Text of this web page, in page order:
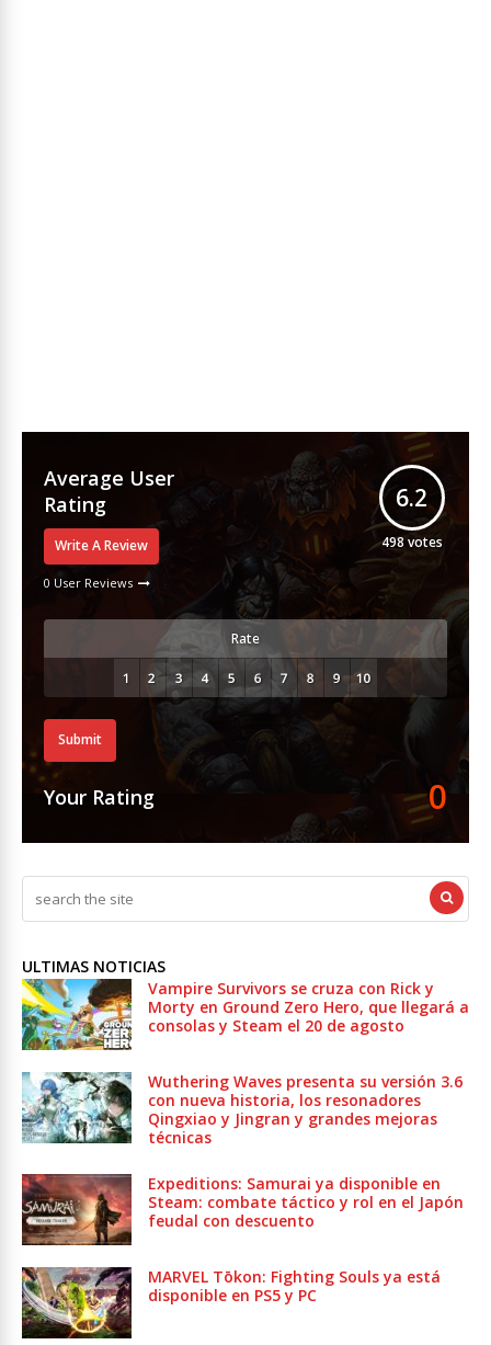
Average User
Rating
Write A Review
0 User Reviews
6.2
498 votes
Rate
Submit
Your Rating 0
ULTIMAS NOTICIAS
Vampire Survivors se cruza con Rick y
Morty en Ground Zero Hero, que llegará a
consolas y Steam el 20 de agosto
Wuthering Waves presenta su versión 3.6
con nueva historia, los resonadores
Qingxiao y Jingran y grandes mejoras
técnicas
Expeditions: Samurai ya disponible en
Steam: combate táctico y rol en el Japón
feudal con descuento
MARVEL Tōkon: Fighting Souls ya está
disponible en PS5 y PC